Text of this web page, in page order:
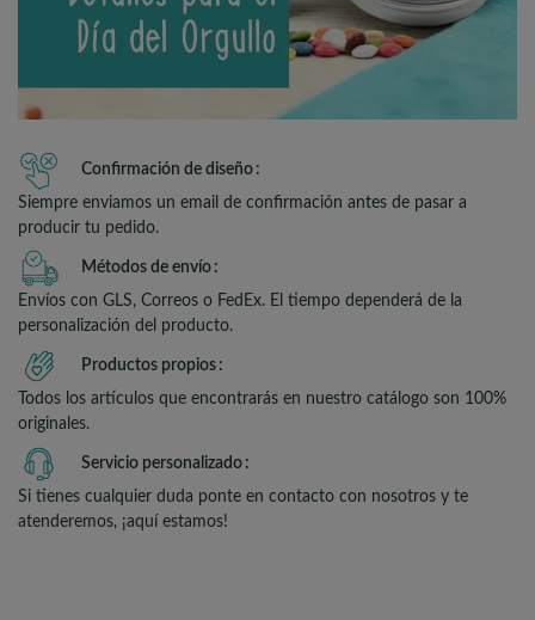
Confirmación de diseño
Siempre enviamos un email de confirmación antes de pasar a
producir tu pedido.
Métodos de envío
Envíos con GLS, Correos o FedEx. El tiempo dependerá de la
personalización del producto.
Productos propios
Todos los artículos que encontrarás en nuestro catálogo son 100%
originales.
Servicio personalizado
Si tienes cualquier duda ponte en contacto con nosotros y te
atenderemos, ¡aquí estamos!